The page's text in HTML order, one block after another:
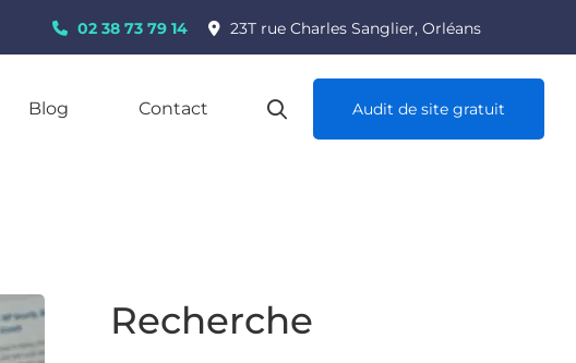
02 38 73 79 14 23T rue Charles Sanglier, Orléans
Blog Contact Audit de site gratuit
Recherche